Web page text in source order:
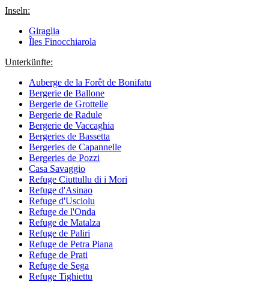
Inseln:
Giraglia
Îles Finocchiarola
Unterkünfte:
Auberge de la Forêt de Bonifatu
Bergerie de Ballone
Bergerie de Grottelle
Bergerie de Radule
Bergerie de Vaccaghia
Bergeries de Bassetta
Bergeries de Capannelle
Bergeries de Pozzi
Casa Savaggio
Refuge Ciuttullu di i Mori
Refuge d'Asinao
Refuge d'Usciolu
Refuge de l'Onda
Refuge de Matalza
Refuge de Paliri
Refuge de Petra Piana
Refuge de Prati
Refuge de Sega
Refuge Tighiettu